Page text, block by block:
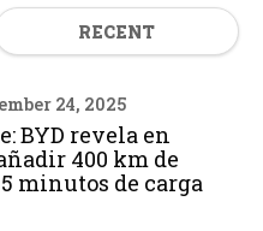
RECENT
24, 2025
BYD revela en
400 km de
minutos de carga